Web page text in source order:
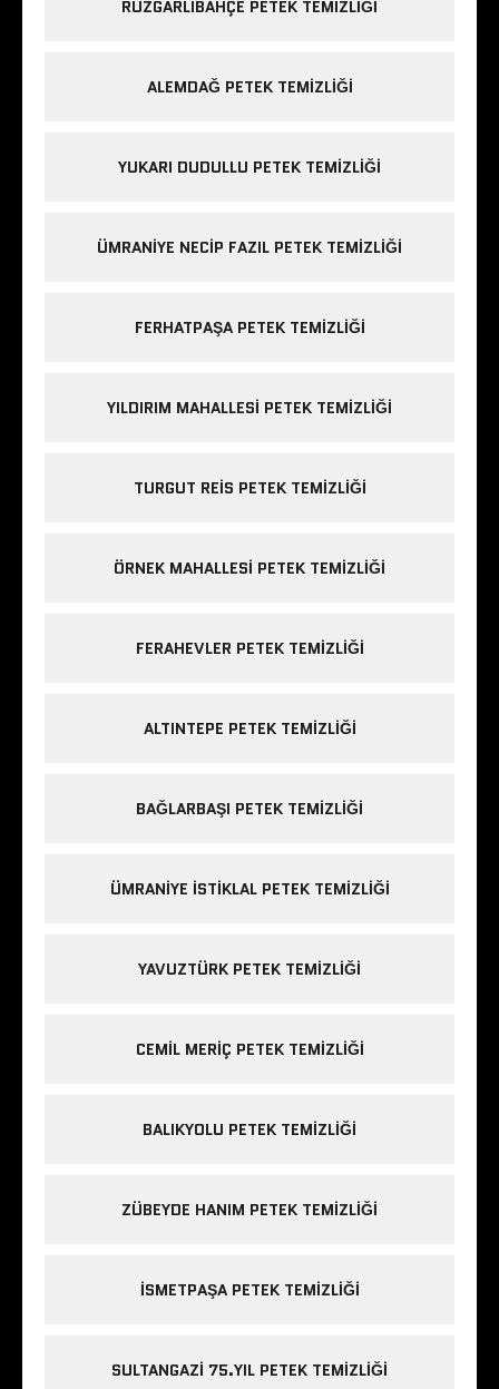
RÜZGARLIBAHÇE PETEK TEMIZLIĞI
ALEMDAĞ PETEK TEMIZLIĞI
YUKARI DUDULLU PETEK TEMIZLIĞI
ÜMRANIYE NECIP FAZIL PETEK TEMIZLIĞI
FERHATPAŞA PETEK TEMIZLIĞI
YILDIRIM MAHALLESI PETEK TEMIZLIĞI
TURGUT REIS PETEK TEMIZLIĞI
ÖRNEK MAHALLESI PETEK TEMIZLIĞI
FERAHEVLER PETEK TEMIZLIĞI
ALTINTEPE PETEK TEMIZLIĞI
BAĞLARBAŞI PETEK TEMIZLIĞI
ÜMRANIYE ISTIKLAL PETEK TEMIZLIĞI
YAVUZTÜRK PETEK TEMIZLIĞI
CEMIL MERIÇ PETEK TEMIZLIĞI
BALIKYOLU PETEK TEMIZLIĞI
ZÜBEYDE HANIM PETEK TEMIZLIĞI
ISMETPAŞA PETEK TEMIZLIĞI
SULTANGAZI 75.YIL PETEK TEMIZLIĞI